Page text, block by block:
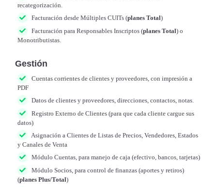
recategorización.
Facturación desde Múltiples CUITs (planes Total)
Facturación para Responsables Inscriptos (planes Total) o
Monotributistas.
Gestión
Cuentas corrientes de clientes y proveedores, con impresión a
PDF
Datos de clientes y proveedores, direcciones, contactos, notas.
Registro Externo de Clientes (para que cada cliente cargue sus
datos)
Asignación a Clientes de Listas de Precios, Vendedores, Estados
y Canales de Venta
Módulo Cuentas, para manejo de caja (efectivo, bancos, tarjetas)
Módulo Socios, para control de finanzas (aportes y retiros)
(planes Plus/Total)